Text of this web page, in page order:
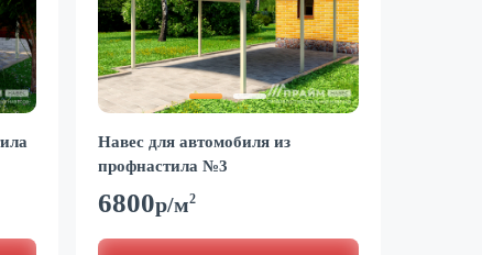
Навес для автомобиля из
профнастила №3
6800р/м2